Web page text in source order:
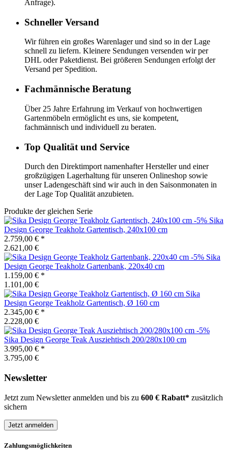
Anfrage).
Schneller Versand
Wir führen ein großes Warenlager und sind so in der Lage
schnell zu liefern. Kleinere Sendungen versenden wir per
DHL oder Paketdienst. Bei größeren Sendungen erfolgt der
Versand per Spedition.
Fachmännische Beratung
Über 25 Jahre Erfahrung im Verkauf von hochwertigen
Gartenmöbeln ermöglicht es uns, sie kompetent,
fachmännisch und individuell zu beraten.
Top Qualität und Service
Durch den Direktimport namenhafter Hersteller und einer
großzügigen Lagerhaltung für unseren Onlineshop sowie
unser Ladengeschäft sind wir auch in den Saisonmonaten in
der Lage Top Qualität anzubieten.
Produkte der gleichen Serie
-5% Sika
Design George Teakholz Gartentisch, 240x100 cm
2.759,00 € *
2.621,00 €
-5% Sika
Design George Teakholz Gartenbank, 220x40 cm
1.159,00 € *
1.101,00 €
Sika
Design George Teakholz Gartentisch, Ø 160 cm
2.345,00 € *
2.228,00 €
-5%
Sika Design George Teak Ausziehtisch 200/280x100 cm
3.995,00 € *
3.795,00 €
Newsletter
Jetzt zum Newsletter anmelden und bis zu 600 € Rabatt* zusätzlich
sichern
Jetzt anmelden
Zahlungsmöglichkeiten